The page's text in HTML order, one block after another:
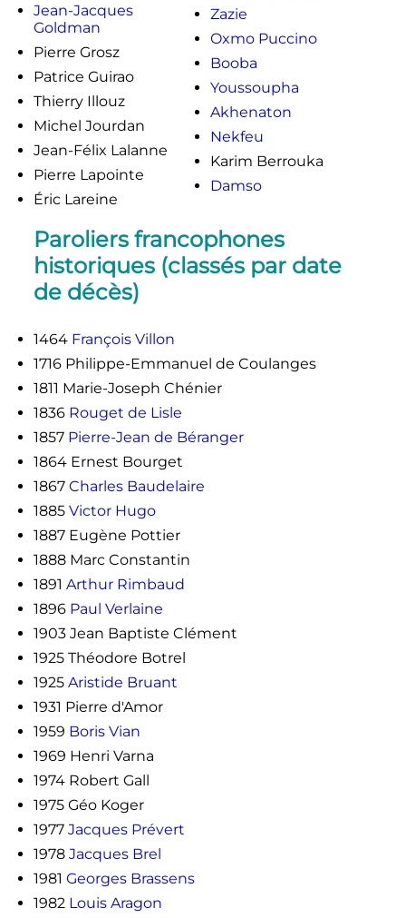
Jean-Jacques
Goldman
Pierre Grosz
Patrice Guirao
Thierry Illouz
Michel Jourdan
Jean-Félix Lalanne
Pierre Lapointe
Éric Lareine
Zazie
Oxmo Puccino
Booba
Youssoupha
Akhenaton
Nekfeu
Karim Berrouka
Damso
Paroliers francophones
historiques (classés par date
de décès)
1464 François Villon
1716 Philippe-Emmanuel de Coulanges
1811 Marie-Joseph Chénier
1836 Rouget de Lisle
1857 Pierre-Jean de Béranger
1864 Ernest Bourget
1867 Charles Baudelaire
1885 Victor Hugo
1887 Eugène Pottier
1888 Marc Constantin
1891 Arthur Rimbaud
1896 Paul Verlaine
1903 Jean Baptiste Clément
1925 Théodore Botrel
1925 Aristide Bruant
1931 Pierre d'Amor
1959 Boris Vian
1969 Henri Varna
1974 Robert Gall
1975 Géo Koger
1977 Jacques Prévert
1978 Jacques Brel
1981 Georges Brassens
1982 Louis Aragon